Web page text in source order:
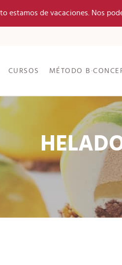
estamos de vacaciones. Nos
CURSOS MÉTODO